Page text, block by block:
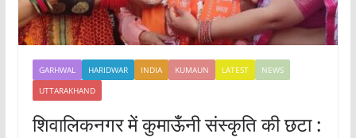
GARHWAL HARIDWAR INDIA KUMAUN LATEST
NEWS
UTTARAKHAND
शिवालिकनगर में कुमाऊँनी संस्कृति की छटा :